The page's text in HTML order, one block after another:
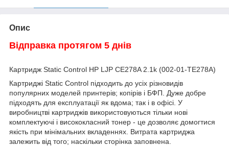
Опис
Відправка протягом 5 днів
Картридж Static Control HP LJP CE278A 2.1k (002-01-TE278A)
Картриджі Static Control підходить до усіх різновидів
популярних моделей принтерів; копірів і БФП. Дуже добре
підходять для експлуатації як вдома; так і в офісі. У
виробництві картриджів використовуються тільки нові
комплектуючі і висококласний тонер - це дозволяє домогтися
якість при мінімальних вкладеннях. Витрата картриджа
залежить від того; наскільки сторінка заповнена.